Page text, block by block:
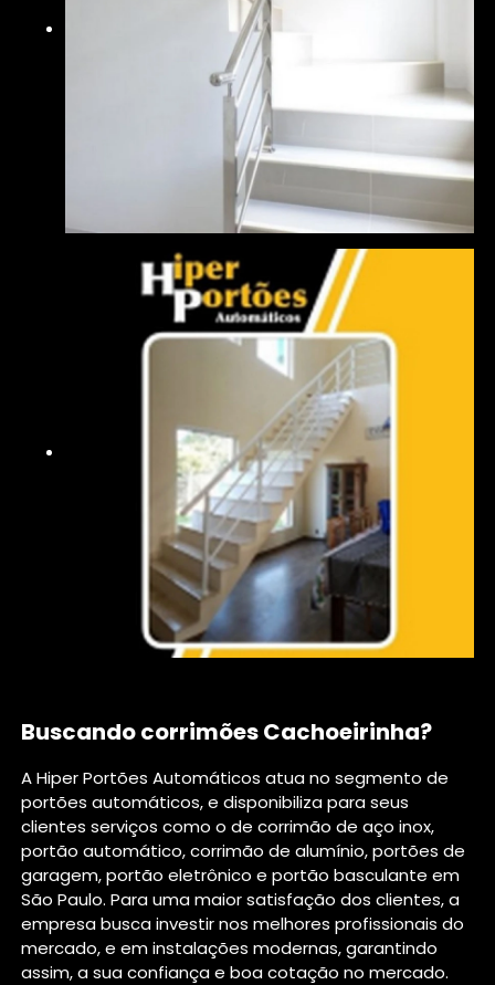
Buscando corrimões Cachoeirinha?
A Hiper Portões Automáticos atua no segmento de
portões automáticos, e disponibiliza para seus
clientes serviços como o de corrimão de aço inox,
portão automático, corrimão de alumínio, portões de
garagem, portão eletrônico e portão basculante em
São Paulo. Para uma maior satisfação dos clientes, a
empresa busca investir nos melhores profissionais do
mercado, e em instalações modernas, garantindo
assim, a sua confiança e boa cotação no mercado.